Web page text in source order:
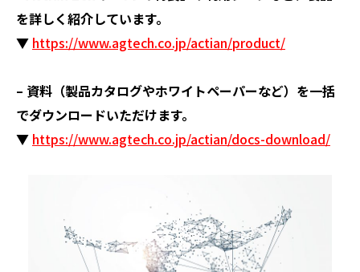
を詳しく紹介しています。
▼ https://www.agtech.co.jp/actian/product/
– 資料（製品カタログやホワイトペーパーなど）を一括
でダウンロードいただけます。
▼ https://www.agtech.co.jp/actian/docs-download/